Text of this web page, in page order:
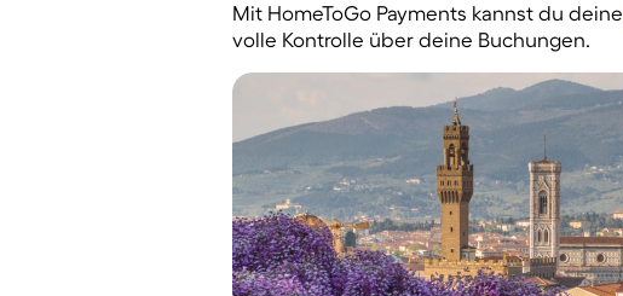
Mit HomeToGo Payments kannst du deine
volle Kontrolle über deine Buchungen.